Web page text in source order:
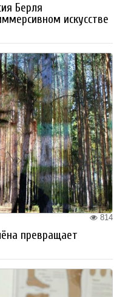
Берля
искусстве
814
превращает